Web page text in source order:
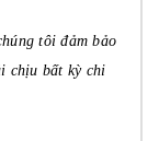
tôi đảm bảo
chịu bất kỳ chi